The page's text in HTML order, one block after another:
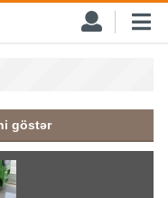
göstər